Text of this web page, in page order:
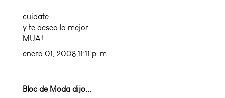
cuidate
y te deseo lo mejor
MUA!
enero 01, 2008 11:11 p. m.
Bloc de Moda dijo...